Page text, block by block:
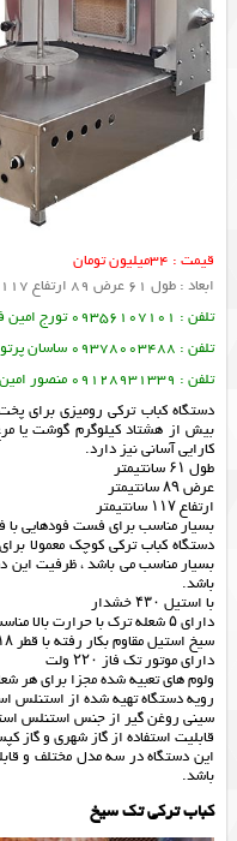
قیمت : 34میلیون تومان
ابعاد : طول 61 عرض 89 ارتفاع 117 سانتیمتر
تلفن : 09356107101 تورج امین فر
تلفن : 09378003488 ساسان پرتو
تلفن : 09128931339 منصور امین فر
دستگاه کباب ترکی رومیزی برای
بیش از هشتاد کیلوگرم گوشت یا
کارایی آسانی نیز دارد.
طول ۶۱ سانتیمتر
عرض ۸۹ سانتیمتر
ارتفاع ۱۱۷ سانتیمتر
بسیار مناسب برای فست فودهایی
دستگاه کباب ترکی کوچک معمولا
باشد.
با استیل ۴۳۰ خشدار
دارای ۵ شعله ترک با حرارت بالا مناسب برای پخت انواع دنر کباب می باشد.
سیخ استیل مقاوم بکار رفته با قطر ۱۸ سانتیمتر
دارای موتور تک فاز ۲۲۰ ولت
ولوم های تعبیه شده مجزا برای هر
رویه دستگاه تهیه شده از استنلس استیل ۴۳۰ خشدار به ضخامت ۰/
سینی روغن گیر از جنس استنلس
قابلیت استفاده از گاز شهری و گاز
باشد.
کباب ترکی تک سیخ